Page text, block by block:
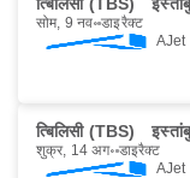
सोम, 9 नव॰ डाइरैक्ट
AJet
त्बिलिसी (TBS)
शुक्र, 14 अग॰ डाइरैक्ट
AJet